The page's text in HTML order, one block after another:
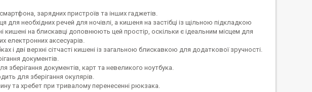
зарядних пристроїв та інших гаджетів.
для необхідних речей для ночівлі, а кишеня на застібці із щільною підкладкою
кишені на блискавці доповнюють цей простір, оскільки є ідеальним місцем для
електронних аксесуарів.
і дві верхні сітчасті кишені із загальною блискавкою для додаткової зручності.
документів.
документів, карт та невеликого ноутбука.
для зберігання окулярів.
та хребет при тривалому перенесенні рюкзака.